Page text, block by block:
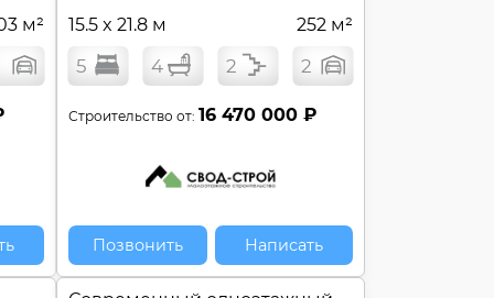
м² 15.5 x 21.8 м 252 м²
5 4 2 2
Строительство от:16 470 000 ₽
Позвонить Написать